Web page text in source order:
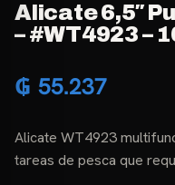
Alicate 6,5″
– #WT4923 –
₲ 55.237
Alicate WT4923
tareas de pesca que